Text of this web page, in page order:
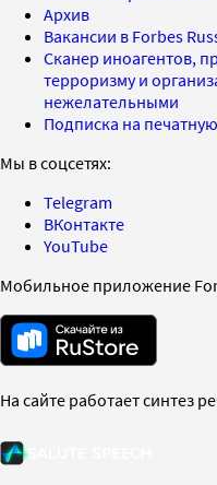
Архив
Вакансии в Forbes
Сканер иноагентов,
терроризму и
нежелательными
Подписка на
Мы в соцсетях:
Telegram
ВКонтакте
YouTube
Мобильное приложение
На сайте работает синтез